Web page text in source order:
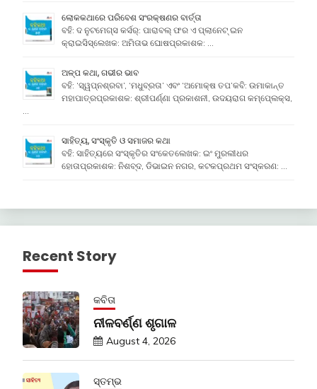
ଲୋକକଥାରେ ପରିବେଶ ସଂରକ୍ଷଣର ବାର୍ତ୍ତା
ବହି: ଦ ନୁଟମେଗ୍ସ କର୍ସର୍: ପାରାବଲ୍ ଫର ଏ ପ୍ଲାନେଟ୍ ଇନ
କ୍ରାଇସିସ୍ଲେଖକ: ଅମିତାଭ ଘୋଷପ୍ରକାଶକ: …
ଅଳ୍ପ କଥା, ଗଭୀର ଭାବ
ବହି: ‘ସ୍ୱପ୍ନଶ୍ରବା’, ‘ମଧୁବ୍ରତା’ ଏବଂ ‘ଅମୋକ୍ଷ ତପ’କବି: ଉମାକାନ୍ତ
ମହାପାତ୍ରପ୍ରକାଶକ: ଶ୍ରୀପର୍ଣ୍ଣା ପ୍ରକାଶନୀ, ଉଦୟରାଗ କମ୍ପେ୍ଲକ୍ସ,
ସାହିତ୍ୟ, ସଂସ୍କୃତି ଓ ସମାଜର କଥା
ବହି: ସାହିତ୍ୟରେ ସଂସ୍କୃତିର ସଂକେତଲେଖକ: ଇଂ ମୁରଲୀଧର
ହୋତାପ୍ରକାଶକ: ନିଶବ୍ଦ, ଡିଭାଇନ ନଗର, କଟକପ୍ରଥମ ସଂସ୍କରଣ: …
Recent Story
କବିତା
ନୀଳବର୍ଣ୍ଣ ଶୃଗାଳ
August 4, 2026
ସ୍ତମ୍ଭ